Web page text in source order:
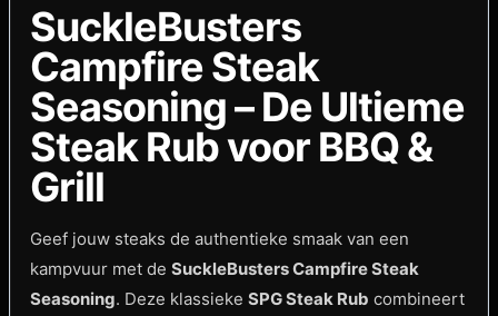
SuckleBusters
Campfire Steak
Seasoning – De Ultieme
Steak Rub voor BBQ &
Grill
Geef jouw steaks de authentieke smaak van een
kampvuur met de SuckleBusters Campfire Steak
Seasoning. Deze klassieke SPG Steak Rub combineert